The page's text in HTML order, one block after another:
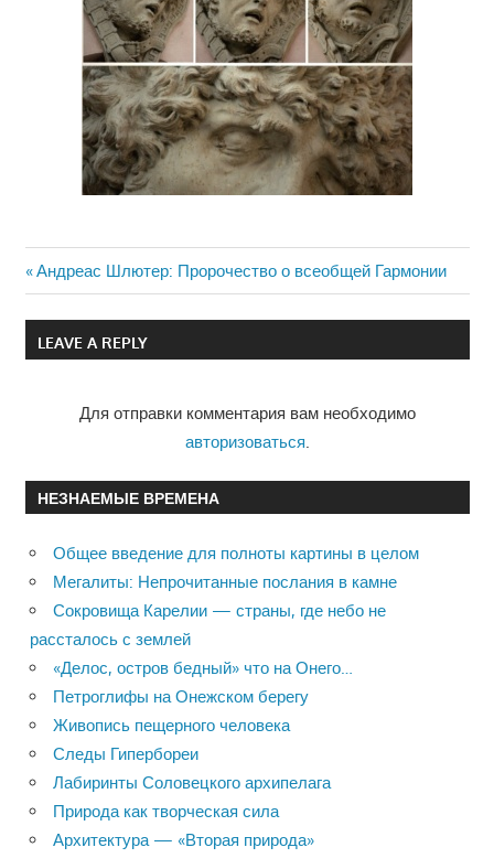
Навигация
по
Previous
Post:
Андреас Шлютер: Пророчество о всеобщей Гармонии
LEAVE A REPLY
Для отправки комментария вам необходимо
авторизоваться
НЕЗНАЕМЫЕ ВРЕМЕНА
Общее введение для полноты картины в целом
Мегалиты: Непрочитанные послания в камне
Сокровища Карелии — страны, где небо не
рассталось с землей
«Делос, остров бедный» что на Онего…
Петроглифы на Онежском берегу
Живопись пещерного человека
Следы Гипербореи
Лабиринты Соловецкого архипелага
Природа как творческая сила
Архитектура — «Вторая природа»